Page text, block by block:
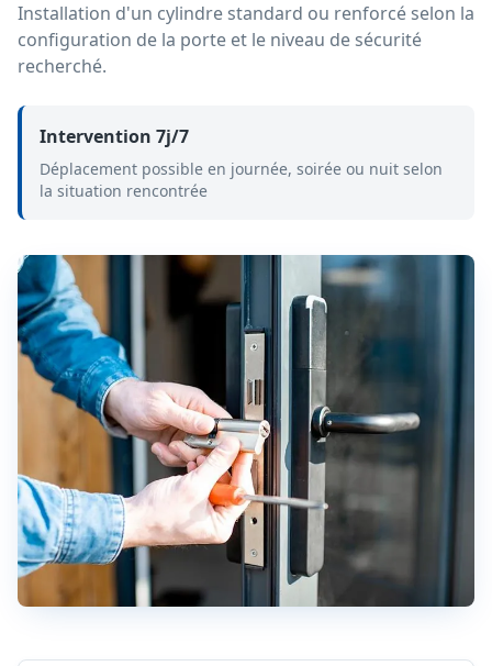
Installation d'un cylindre standard ou renforcé selon la
configuration de la porte et le niveau de sécurité
recherché.
Intervention 7j/7
Déplacement possible en journée, soirée ou nuit selon
la situation rencontrée